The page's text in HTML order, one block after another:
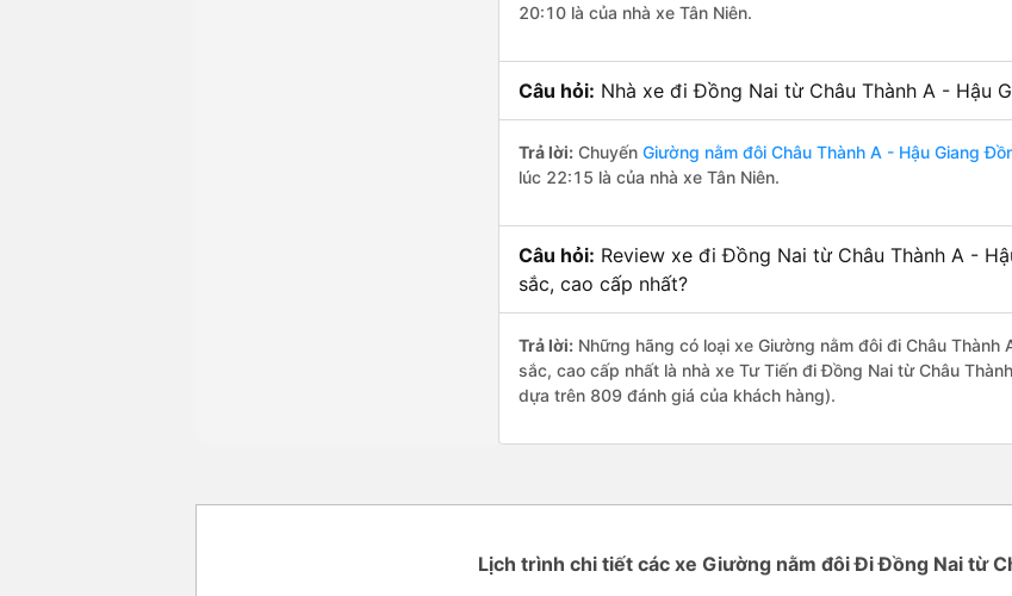
20:10 là của nhà xe Tân Niên.
Câu hỏi: Nhà xe đi Đồng Nai từ Châu Thành A - Hậu
Trả lời: Chuyến Giường nằm đôi Châu Thành A - Hậu Giang
lúc 22:15 là của nhà xe Tân Niên.
Câu hỏi: Review xe đi Đồng Nai từ Châu Thành A -
sắc, cao cấp nhất?
Trả lời: Những hãng có loại xe Giường nằm đôi đi Châu
sắc, cao cấp nhất là nhà xe Tư Tiến đi Đồng Nai từ Châu
dựa trên 809 đánh giá của khách hàng).
Lịch trình chi tiết các xe Giường nằm đôi Đi Đồng Nai từ